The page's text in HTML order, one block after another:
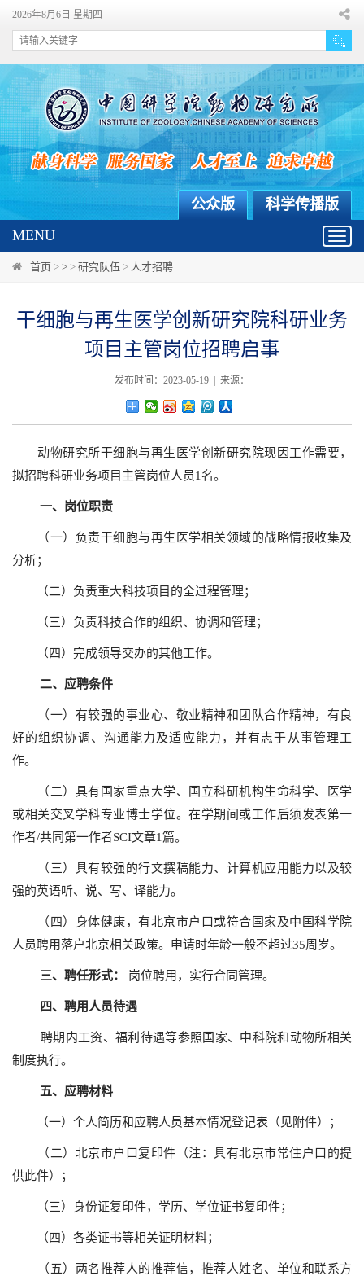
2026年8月6日 星期四
科学传播版
公众版
MENU
首页 > > > 研究队伍 > 人才招聘
干细胞与再生医学创新研究院科研业务
项目主管岗位招聘启事
发布时间：2023-05-19 | 来源：
动物研究所干细胞与再生医学创新研究院现因工作需要，
拟招聘科研业务项目主管岗位人员1名。
一、岗位职责
（一）负责干细胞与再生医学相关领域的战略情报收集及
分析；
（二）负责重大科技项目的全过程管理；
（三）负责科技合作的组织、协调和管理；
（四）完成领导交办的其他工作。
二、应聘条件
（一）有较强的事业心、敬业精神和团队合作精神，有良
好的组织协调、沟通能力及适应能力，并有志于从事管理工
作。
（二）具有国家重点大学、国立科研机构生命科学、医学
或相关交叉学科专业博士学位。在学期间或工作后须发表第一
作者/共同第一作者SCI文章1篇。
（三）具有较强的行文撰稿能力、计算机应用能力以及较
强的英语听、说、写、译能力。
（四）身体健康，有北京市户口或符合国家及中国科学院
人员聘用落户北京相关政策。申请时年龄一般不超过35周岁。
三、 聘任形式： 岗位聘用，实行合同管理。
四、聘用人员待遇
聘期内工资、福利待遇等参照国家、中科院和动物所相关
制度执行。
五、应聘材料
（一）个人简历和应聘人员基本情况登记表（见附件）；
（二）北京市户口复印件（注：具有北京市常住户口的提
供此件）；
（三）身份证复印件，学历、学位证书复印件；
（四）各类证书等相关证明材料；
（五）两名推荐人的推荐信，推荐人姓名、单位和联系方